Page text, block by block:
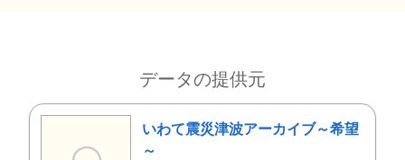
データの提供元
いわて震災津波アーカイブ～希望
～